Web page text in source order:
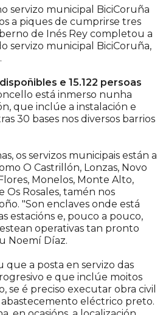
servizo municipal BiciCoruña
a piques de cumprirse tres
de Inés Rey completou a
servizo municipal BiciCoruña,
e 15.122 persoas
está inmerso nunha
que inclúe a instalación e
30 bases nos diversos barrios
os servizos municipais están a
O Castrillón, Lonzas, Novo
Monelos, Monte Alto,
Os Rosales, tamén nos
"Son enclaves onde está
estacións e, pouco a pouco,
operativas tan pronto
Noemí Díaz.
a posta en servizo das
e que inclúe moitos
se é preciso executar obra civil
abastecemento eléctrico preto.